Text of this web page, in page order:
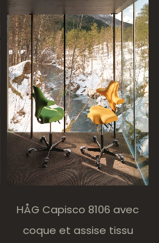
HÅG Capisco 8106 avec
coque et assise tissu